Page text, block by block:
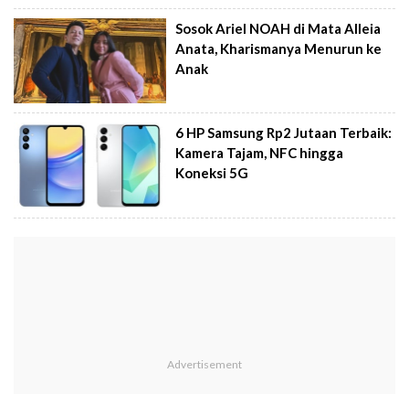
Sosok Ariel NOAH di Mata Alleia
Anata, Kharismanya Menurun ke
Anak
6 HP Samsung Rp2 Jutaan Terbaik:
Kamera Tajam, NFC hingga
Koneksi 5G